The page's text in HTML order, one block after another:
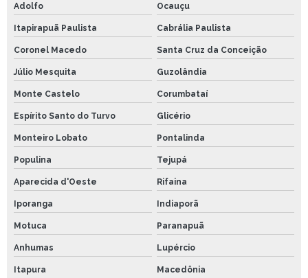
Adolfo Ocauçu
Itapirapuã Paulista Cabrália Paulista
Coronel Macedo Santa Cruz da Conceição
Júlio Mesquita Guzolândia
Monte Castelo Corumbataí
Espírito Santo do Turvo Glicério
Monteiro Lobato Pontalinda
Populina Tejupá
Aparecida d'Oeste Rifaina
Iporanga Indiaporã
Motuca Paranapuã
Anhumas Lupércio
Itapura Macedônia